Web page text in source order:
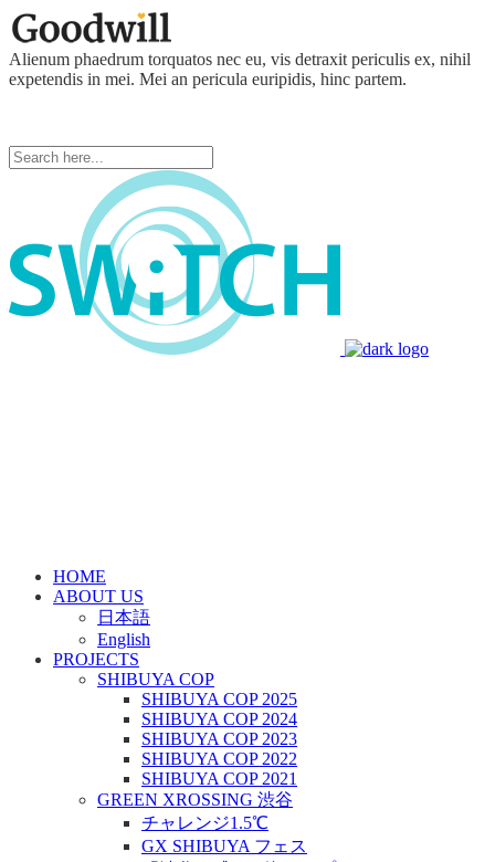
Alienum phaedrum torquatos nec eu, vis detraxit periculis ex, nihil
expetendis in mei. Mei an pericula euripidis, hinc partem.
HOME
ABOUT US
日本語
English
PROJECTS
SHIBUYA COP
SHIBUYA COP 2025
SHIBUYA COP 2024
SHIBUYA COP 2023
SHIBUYA COP 2022
SHIBUYA COP 2021
GREEN XROSSING 渋谷
チャレンジ1.5℃
GX SHIBUYA フェス